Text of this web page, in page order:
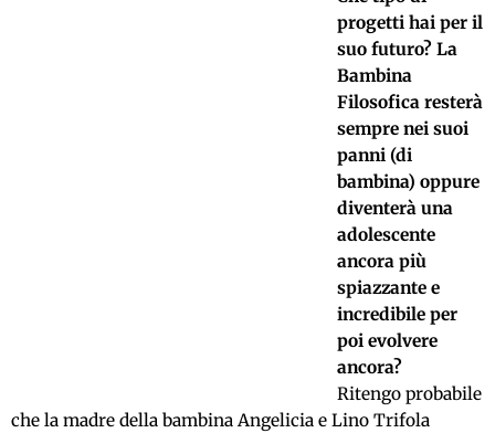
progetti hai per il
suo futuro? La
Bambina
Filosofica resterà
sempre nei suoi
panni (di
bambina) oppure
diventerà una
adolescente
ancora più
spiazzante e
incredibile per
poi evolvere
ancora?
Ritengo probabile
che la madre della bambina Angelicia e Lino Trifola